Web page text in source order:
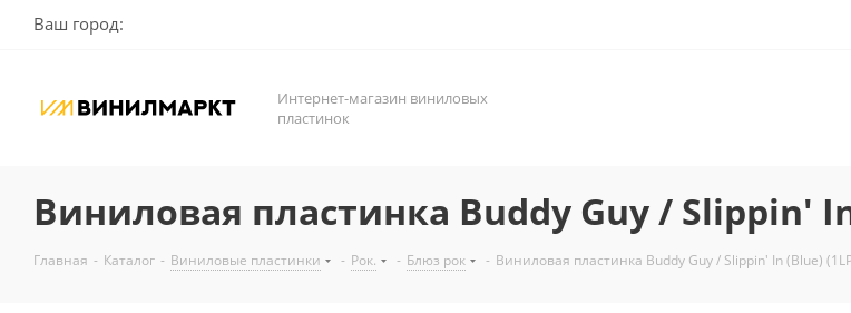
Ваш город:
Интернет-магазин виниловых
пластинок
Виниловая пластинка Buddy Guy / Slippin'
Главная - Каталог - Виниловые пластинки - Рок. - Блюз рок - Виниловая пластинка Buddy Guy / Slippin' In (Blue)